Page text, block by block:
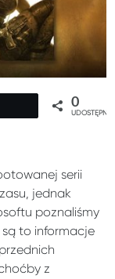
0
serii
jednak
poznaliśmy
są to informacje
z